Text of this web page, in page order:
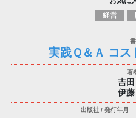
経営
実践Ｑ＆Ａ コス
吉
伊